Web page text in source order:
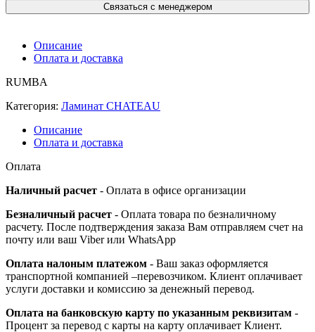
Связаться с менеджером
Описание
Оплата и доставка
RUMBA
Категория: Ламинат CHATEAU
Описание
Оплата и доставка
Оплата
Наличный расчет - Оплата в офисе организации
Безналичный расчет - Оплата товара по безналичному
расчету. После подтверждения заказа Вам отправляем счет на
почту или ваш Viber или WhatsApp
Оплата налоным платежом - Ваш заказ оформляется
транспортной компанией –перевозчиком. Клиент оплачивает
услуги доставки и комиссию за денежный перевод.
Оплата на банковскую карту по указанным реквизитам -
Процент за перевод с карты на карту оплачивает Клиент.